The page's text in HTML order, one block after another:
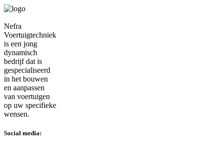
Nefra
Voertuigtechniek
is een jong
dynamisch
bedrijf dat is
gespecialiseerd
in het bouwen
en aanpassen
van voertuigen
op uw specifieke
wensen.
Social media: